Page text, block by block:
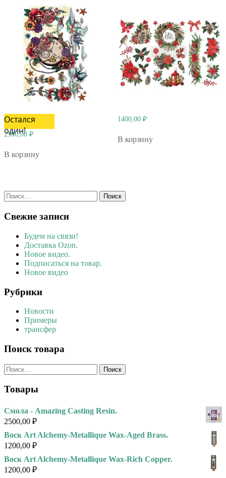
Остался
один!
2500,00 ₽
В корзину
1400,00 ₽
В корзину
Найти:
Свежие записи
Будем на связи!
Доставка Ozon.
Новое видео.
Подписаться на товар.
Новое видео
Рубрики
Новости
Примеры
трансфер
Поиск товара
Найти:
Товары
Смола - Amazing Casting Resin.
2500,00 ₽
Воск Art Alchemy-Metallique Wax-Aged Brass.
1200,00 ₽
Воск Art Alchemy-Metallique Wax-Rich Copper.
1200,00 ₽